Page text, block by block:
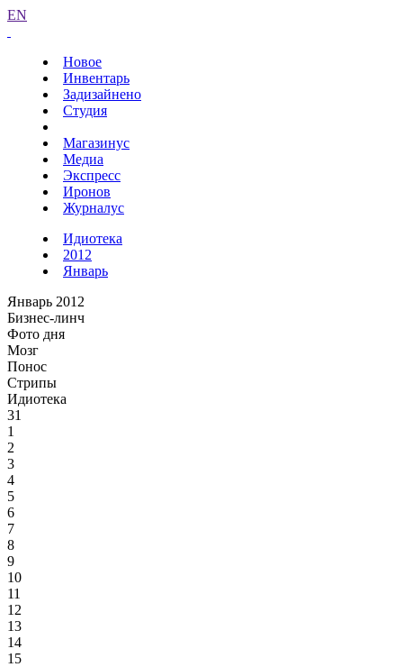
EN
Новое
Инвентарь
Задизайнено
Студия
Магазинус
Медиа
Экспресс
Иронов
Журналус
Идиотека
2012
Январь
Январь 2012
Бизнес-линч
Фото дня
Мозг
Понос
Стрипы
Идиотека
31
1
2
3
4
5
6
7
8
9
10
11
12
13
14
15